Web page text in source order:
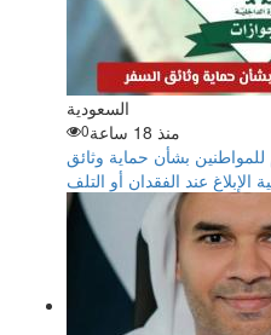
السعودية
منذ 18 ساعة
0
للمواطنين بشأن حماية وثائق
الإبلاغ عند الفقدان أو التلف